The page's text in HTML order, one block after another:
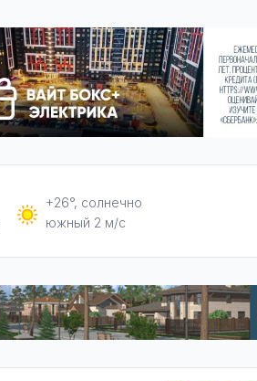
+26°, солнечно
южный 2 м/с